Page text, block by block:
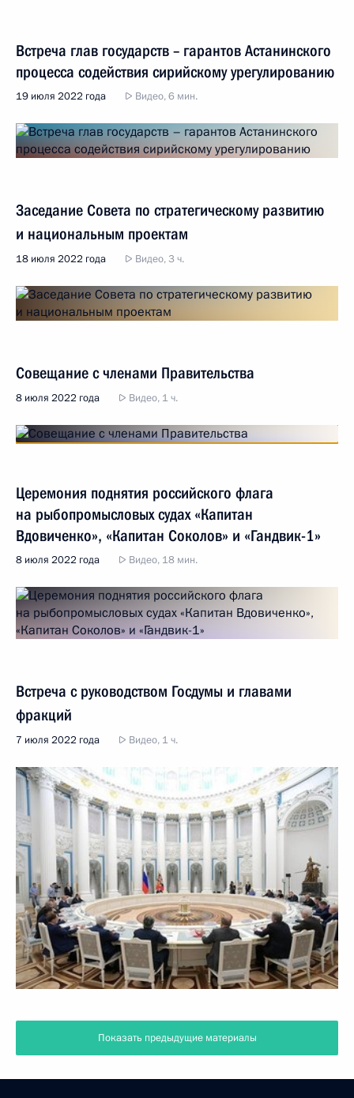
Встреча глав государств – гарантов Астанинского
процесса содействия сирийскому урегулированию
19 июля 2022 года Видео, 6 мин.
Заседание Совета по стратегическому развитию
и национальным проектам
18 июля 2022 года Видео, 3 ч.
Совещание с членами Правительства
8 июля 2022 года Видео, 1 ч.
Церемония поднятия российского флага
на рыбопромысловых судах «Капитан
Вдовиченко», «Капитан Соколов» и «Гандвик-1»
8 июля 2022 года Видео, 18 мин.
Встреча с руководством Госдумы и главами
фракций
7 июля 2022 года Видео, 1 ч.
Показать предыдущие материалы